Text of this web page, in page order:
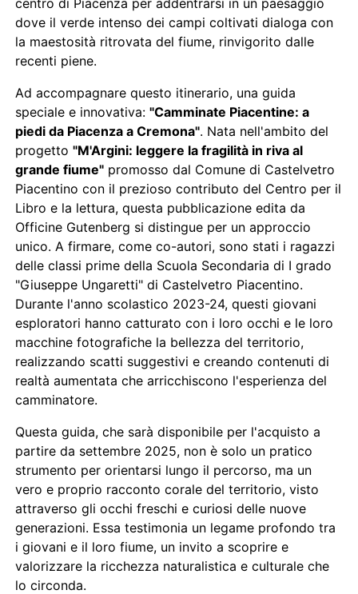
dove il verde intenso dei campi coltivati dialoga con
la maestosità ritrovata del fiume, rinvigorito dalle
recenti piene.
Ad accompagnare questo itinerario, una guida
speciale e innovativa:"Camminate Piacentine: a
piedi da Piacenza a Cremona". Nata nell'ambito del
progetto"M'Argini: leggere la fragilità in riva al
grande fiume" promosso dal Comune di Castelvetro
Piacentino con il prezioso contributo del Centro per il
Libro e la lettura, questa pubblicazione edita da
Officine Gutenberg si distingue per un approccio
unico. A firmare, come co-autori, sono stati i ragazzi
delle classi prime della Scuola Secondaria di I grado
"Giuseppe Ungaretti" di Castelvetro Piacentino.
Durante l'anno scolastico 2023-24, questi giovani
esploratori hanno catturato con i loro occhi e le loro
macchine fotografiche la bellezza del territorio,
realizzando scatti suggestivi e creando contenuti di
realtà aumentata che arricchiscono l'esperienza del
camminatore.
Questa guida, che sarà disponibile per l'acquisto a
partire da settembre 2025, non è solo un pratico
strumento per orientarsi lungo il percorso, ma un
vero e proprio racconto corale del territorio, visto
attraverso gli occhi freschi e curiosi delle nuove
generazioni. Essa testimonia un legame profondo tra
i giovani e il loro fiume, un invito a scoprire e
valorizzare la ricchezza naturalistica e culturale che
lo circonda.